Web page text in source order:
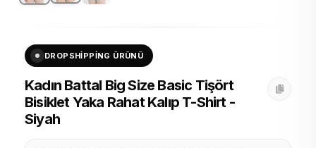
DROPSHIPPING ÜRÜNÜ
Kadın Battal Big Size Basic Tişört
Bisiklet Yaka Rahat Kalıp T-Shirt -
Siyah